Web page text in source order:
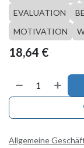
EVALUATION
MOTIVATION
18,64 €
Allgemeine